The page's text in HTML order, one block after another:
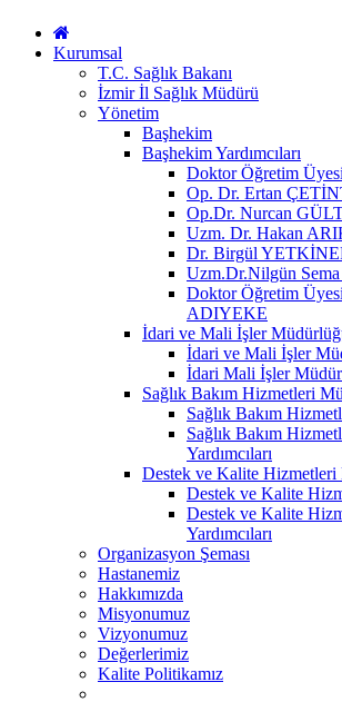
Kurumsal
T.C. Sağlık Bakanı
İzmir İl Sağlık Müdürü
Yönetim
Başhekim
Başhekim Yardımcıları
Doktor Öğretim
Op. Dr. Ertan
Op.Dr. Nurcan
Uzm. Dr. Hakan
Dr. Birgül
Uzm.Dr.Nilgün
Doktor Öğretim
ADIYEKE
İdari ve Mali İşler
İdari ve Mali İşler
İdari Mali İşler Müdür
Sağlık Bakım Hizmetleri
Sağlık Bakım
Sağlık Bakım
Yardımcıları
Destek ve Kalite Hizmetleri
Destek ve Kalite
Destek ve Kalite
Yardımcıları
Organizasyon Şeması
Hastanemiz
Hakkımızda
Misyonumuz
Vizyonumuz
Değerlerimiz
Kalite Politikamız